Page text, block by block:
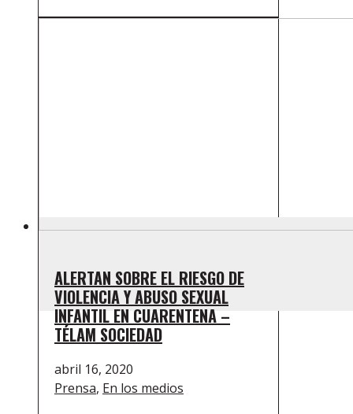
ALERTAN SOBRE EL RIESGO DE
VIOLENCIA Y ABUSO SEXUAL
INFANTIL EN CUARENTENA –
TÉLAM SOCIEDAD
abril 16, 2020
Prensa, En los medios